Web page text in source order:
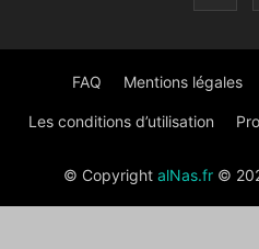
FAQ Mentions légales
Les conditions d’utilisation
© Copyright alNas.fr©